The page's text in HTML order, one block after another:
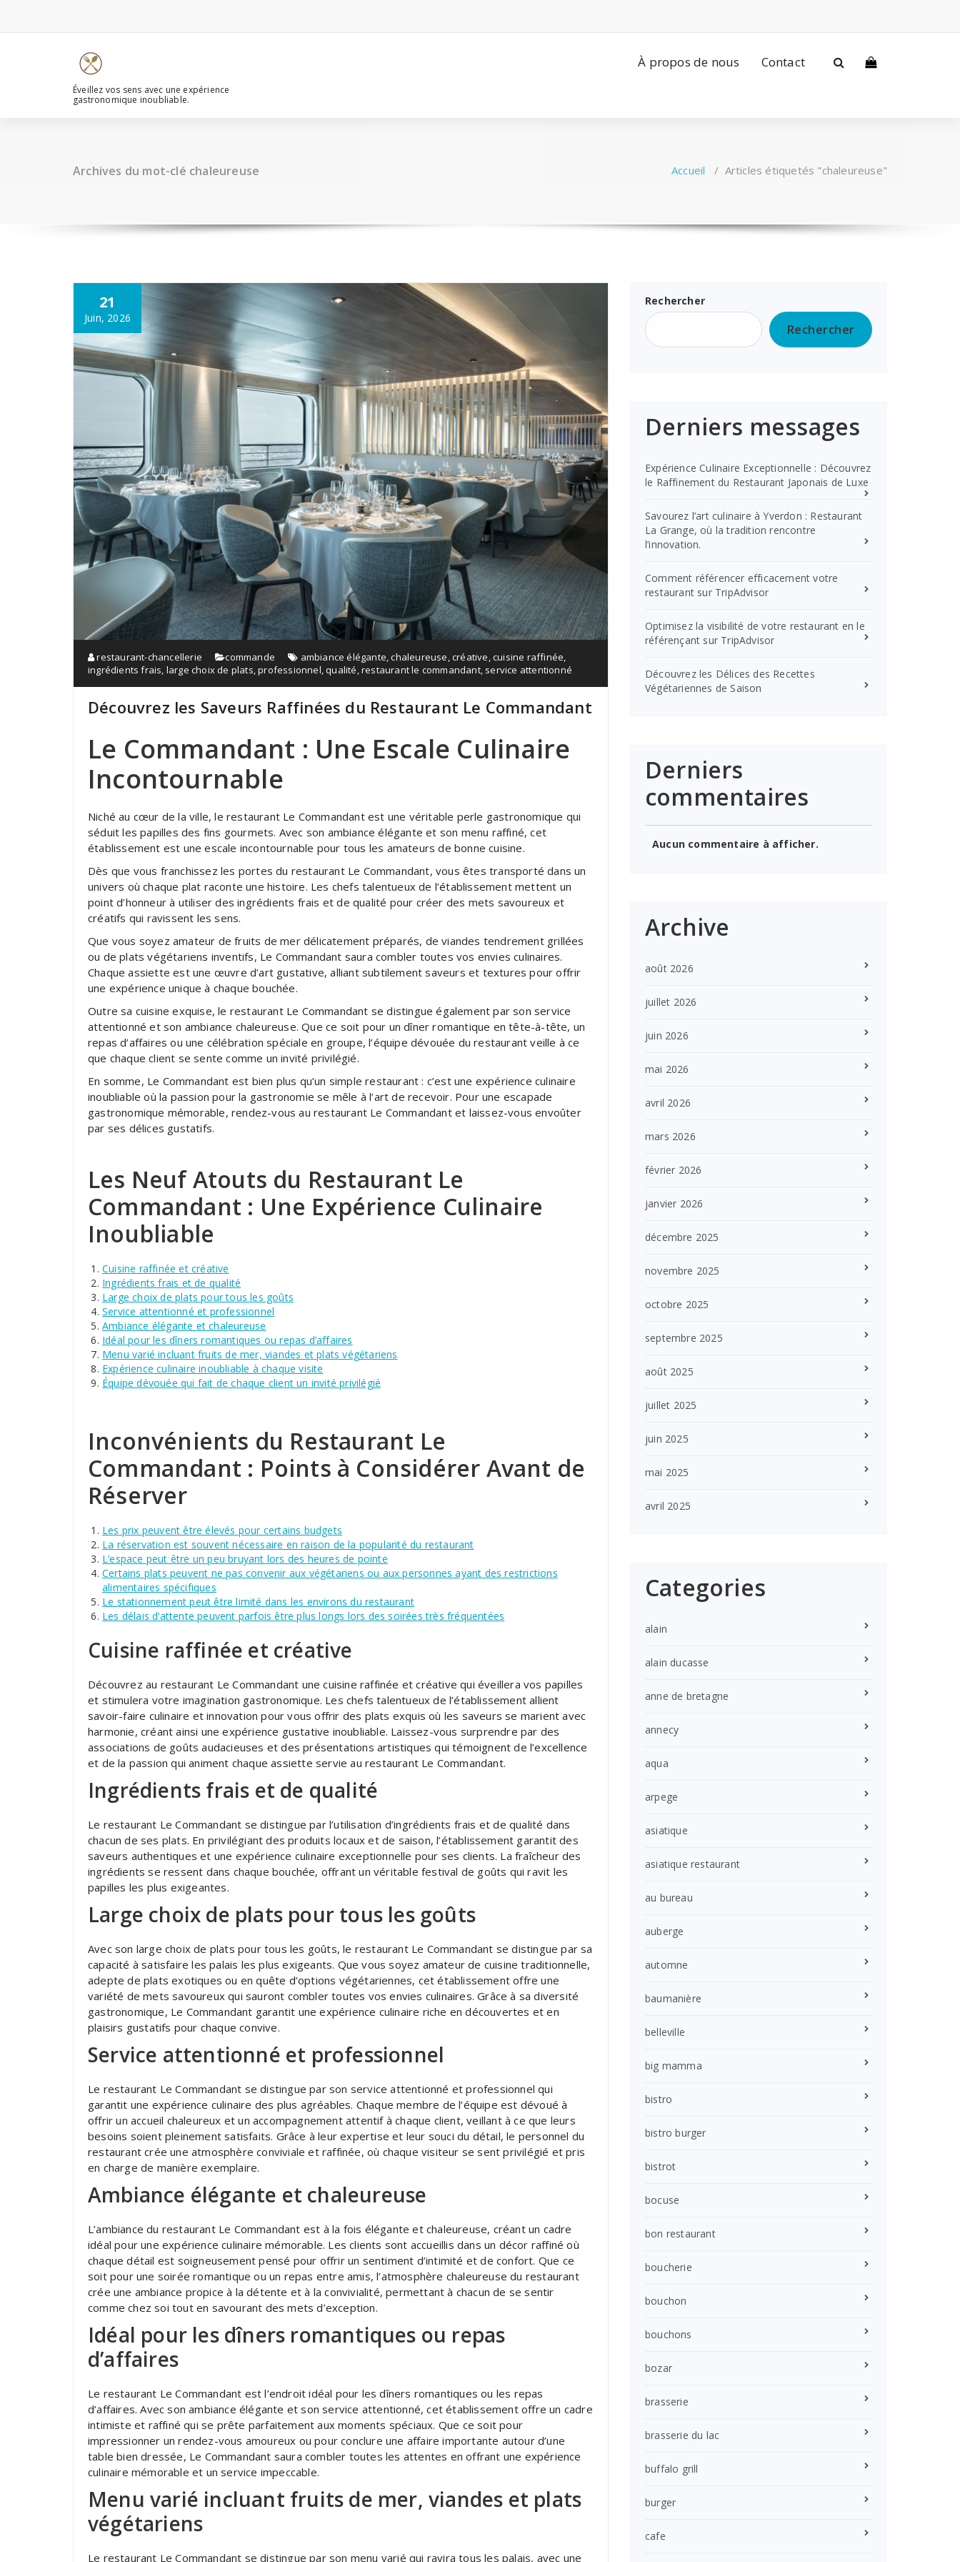
contenu
Éveillez vos sens avec une expérience
gastronomique inoubliable.
À propos de nous Contact
Archives du mot-clé chaleureuse Accueil / Articles étiquetés "chaleureuse"
21
Juin, 2026
restaurant-chancellerie commande ambiance élégante,chaleureuse,créative,cuisine raffinée,
ingrédients frais, large choix de plats,professionnel,qualité,restaurant le commandant, service attentionné
Découvrez les Saveurs Raffinées du Restaurant Le Commandant
Le Commandant : Une Escale Culinaire
Incontournable
Niché au cœur de la ville, le restaurant Le Commandant est une véritable perle gastronomique qui
séduit les papilles des fins gourmets. Avec son ambiance élégante et son menu raffiné, cet
établissement est une escale incontournable pour tous les amateurs de bonne cuisine.
Dès que vous franchissez les portes du restaurant Le Commandant, vous êtes transporté dans un
univers où chaque plat raconte une histoire. Les chefs talentueux de l’établissement mettent un
point d’honneur à utiliser des ingrédients frais et de qualité pour créer des mets savoureux et
créatifs qui ravissent les sens.
Que vous soyez amateur de fruits de mer délicatement préparés, de viandes tendrement grillées
ou de plats végétariens inventifs, Le Commandant saura combler toutes vos envies culinaires.
Chaque assiette est une œuvre d’art gustative, alliant subtilement saveurs et textures pour offrir
une expérience unique à chaque bouchée.
Outre sa cuisine exquise, le restaurant Le Commandant se distingue également par son service
attentionné et son ambiance chaleureuse. Que ce soit pour un dîner romantique en tête-à-tête, un
repas d’affaires ou une célébration spéciale en groupe, l’équipe dévouée du restaurant veille à ce
que chaque client se sente comme un invité privilégié.
En somme, Le Commandant est bien plus qu’un simple restaurant : c’est une expérience culinaire
inoubliable où la passion pour la gastronomie se mêle à l’art de recevoir. Pour une escapade
gastronomique mémorable, rendez-vous au restaurant Le Commandant et laissez-vous envoûter
par ses délices gustatifs.
Les Neuf Atouts du Restaurant Le
Commandant : Une Expérience Culinaire
Inoubliable
Cuisine raffinée et créative
Ingrédients frais et de qualité
Large choix de plats pour tous les goûts
Service attentionné et professionnel
Ambiance élégante et chaleureuse
Idéal pour les dîners romantiques ou repas d’affaires
Menu varié incluant fruits de mer, viandes et plats végétariens
Expérience culinaire inoubliable à chaque visite
Équipe dévouée qui fait de chaque client un invité privilégié
Inconvénients du Restaurant Le
Commandant : Points à Considérer Avant de
Réserver
Les prix peuvent être élevés pour certains budgets
La réservation est souvent nécessaire en raison de la popularité du restaurant
L’espace peut être un peu bruyant lors des heures de pointe
Certains plats peuvent ne pas convenir aux végétariens ou aux personnes ayant des restrictions
alimentaires spécifiques
Le stationnement peut être limité dans les environs du restaurant
Les délais d’attente peuvent parfois être plus longs lors des soirées très fréquentées
Cuisine raffinée et créative
Découvrez au restaurant Le Commandant une cuisine raffinée et créative qui éveillera vos papilles
et stimulera votre imagination gastronomique. Les chefs talentueux de l’établissement allient
savoir-faire culinaire et innovation pour vous offrir des plats exquis où les saveurs se marient avec
harmonie, créant ainsi une expérience gustative inoubliable. Laissez-vous surprendre par des
associations de goûts audacieuses et des présentations artistiques qui témoignent de l’excellence
et de la passion qui animent chaque assiette servie au restaurant Le Commandant.
Ingrédients frais et de qualité
Le restaurant Le Commandant se distingue par l’utilisation d’ingrédients frais et de qualité dans
chacun de ses plats. En privilégiant des produits locaux et de saison, l’établissement garantit des
saveurs authentiques et une expérience culinaire exceptionnelle pour ses clients. La fraîcheur des
ingrédients se ressent dans chaque bouchée, offrant un véritable festival de goûts qui ravit les
papilles les plus exigeantes.
Large choix de plats pour tous les goûts
Avec son large choix de plats pour tous les goûts, le restaurant Le Commandant se distingue par sa
capacité à satisfaire les palais les plus exigeants. Que vous soyez amateur de cuisine traditionnelle,
adepte de plats exotiques ou en quête d’options végétariennes, cet établissement offre une
variété de mets savoureux qui sauront combler toutes vos envies culinaires. Grâce à sa diversité
gastronomique, Le Commandant garantit une expérience culinaire riche en découvertes et en
plaisirs gustatifs pour chaque convive.
Service attentionné et professionnel
Le restaurant Le Commandant se distingue par son service attentionné et professionnel qui
garantit une expérience culinaire des plus agréables. Chaque membre de l’équipe est dévoué à
offrir un accueil chaleureux et un accompagnement attentif à chaque client, veillant à ce que leurs
besoins soient pleinement satisfaits. Grâce à leur expertise et leur souci du détail, le personnel du
restaurant crée une atmosphère conviviale et raffinée, où chaque visiteur se sent privilégié et pris
en charge de manière exemplaire.
Ambiance élégante et chaleureuse
L’ambiance du restaurant Le Commandant est à la fois élégante et chaleureuse, créant un cadre
idéal pour une expérience culinaire mémorable. Les clients sont accueillis dans un décor raffiné où
chaque détail est soigneusement pensé pour offrir un sentiment d’intimité et de confort. Que ce
soit pour une soirée romantique ou un repas entre amis, l’atmosphère chaleureuse du restaurant
crée une ambiance propice à la détente et à la convivialité, permettant à chacun de se sentir
comme chez soi tout en savourant des mets d’exception.
Idéal pour les dîners romantiques ou repas
d’affaires
Le restaurant Le Commandant est l’endroit idéal pour les dîners romantiques ou les repas
d’affaires. Avec son ambiance élégante et son service attentionné, cet établissement offre un cadre
intimiste et raffiné qui se prête parfaitement aux moments spéciaux. Que ce soit pour
impressionner un rendez-vous amoureux ou pour conclure une affaire importante autour d’une
table bien dressée, Le Commandant saura combler toutes les attentes en offrant une expérience
culinaire mémorable et un service impeccable.
Menu varié incluant fruits de mer, viandes et plats
végétariens
Le restaurant Le Commandant se distingue par son menu varié qui ravira tous les palais, avec une
Rechercher
Rechercher
Derniers messages
Expérience Culinaire Exceptionnelle : Découvrez
le Raffinement du Restaurant Japonais de Luxe
Savourez l’art culinaire à Yverdon : Restaurant
La Grange, où la tradition rencontre
l’innovation.
Comment référencer efficacement votre
restaurant sur TripAdvisor
Optimisez la visibilité de votre restaurant en le
référençant sur TripAdvisor
Découvrez les Délices des Recettes
Végétariennes de Saison
Derniers
commentaires
Aucun commentaire à afficher.
Archive
août 2026
juillet 2026
juin 2026
mai 2026
avril 2026
mars 2026
février 2026
janvier 2026
décembre 2025
novembre 2025
octobre 2025
septembre 2025
août 2025
juillet 2025
juin 2025
mai 2025
avril 2025
Categories
alain
alain ducasse
anne de bretagne
annecy
aqua
arpege
asiatique
asiatique restaurant
au bureau
auberge
automne
baumanière
belleville
big mamma
bistro
bistro burger
bistrot
bocuse
bon restaurant
boucherie
bouchon
bouchons
bozar
brasserie
brasserie du lac
buffalo grill
burger
cafe